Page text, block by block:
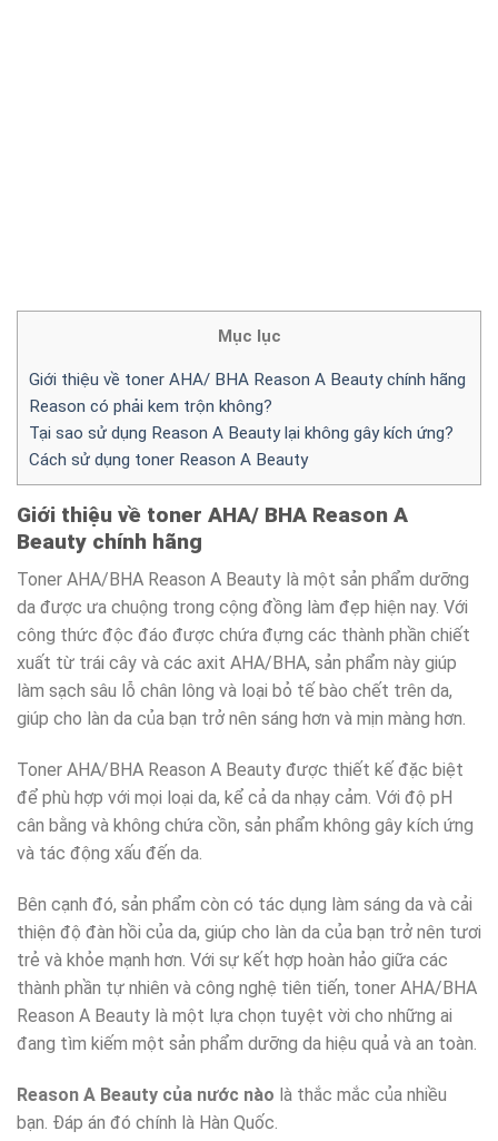
Mục lục
Giới thiệu về toner AHA/ BHA Reason A Beauty chính hãng
Reason có phải kem trộn không?
Tại sao sử dụng Reason A Beauty lại không gây kích ứng?
Cách sử dụng toner Reason A Beauty
Giới thiệu về toner AHA/ BHA Reason A
Beauty chính hãng
Toner AHA/BHA Reason A Beauty là một sản phẩm dưỡng
da được ưa chuộng trong cộng đồng làm đẹp hiện nay. Với
công thức độc đáo được chứa đựng các thành phần chiết
xuất từ trái cây và các axit AHA/BHA, sản phẩm này giúp
làm sạch sâu lỗ chân lông và loại bỏ tế bào chết trên da,
giúp cho làn da của bạn trở nên sáng hơn và mịn màng hơn.
Toner AHA/BHA Reason A Beauty được thiết kế đặc biệt
để phù hợp với mọi loại da, kể cả da nhạy cảm. Với độ pH
cân bằng và không chứa cồn, sản phẩm không gây kích ứng
và tác động xấu đến da.
Bên cạnh đó, sản phẩm còn có tác dụng làm sáng da và cải
thiện độ đàn hồi của da, giúp cho làn da của bạn trở nên tươi
trẻ và khỏe mạnh hơn. Với sự kết hợp hoàn hảo giữa các
thành phần tự nhiên và công nghệ tiên tiến, toner AHA/BHA
Reason A Beauty là một lựa chọn tuyệt vời cho những ai
đang tìm kiếm một sản phẩm dưỡng da hiệu quả và an toàn.
Reason A Beauty của nước nào là thắc mắc của nhiều
bạn. Đáp án đó chính là Hàn Quốc.